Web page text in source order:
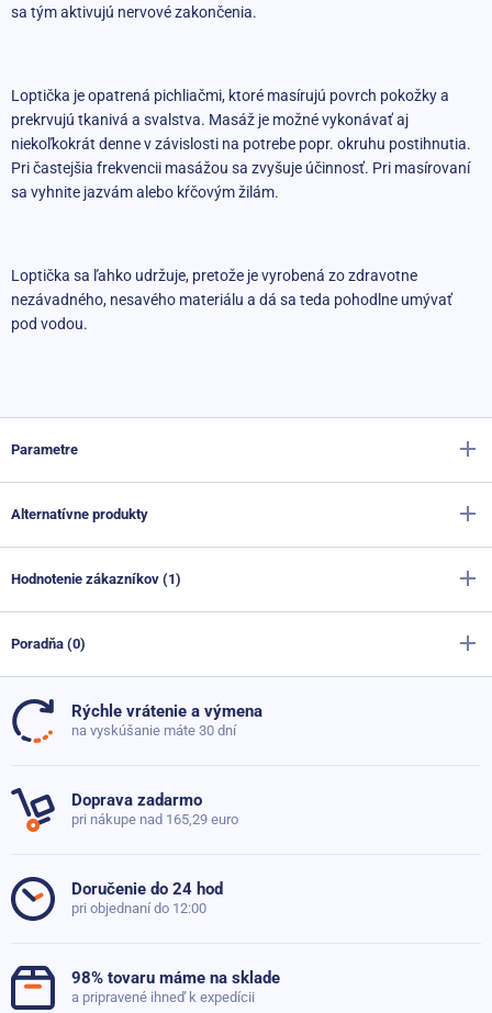
sa tým aktivujú nervové zakončenia.
Loptička je opatrená pichliačmi, ktoré masírujú povrch pokožky a
prekrvujú tkanivá a svalstva. Masáž je možné vykonávať aj
niekoľkokrát denne v závislosti na potrebe popr. okruhu postihnutia.
Pri častejšia frekvencii masážou sa zvyšuje účinnosť. Pri masírovaní
sa vyhnite jazvám alebo kŕčovým žilám.
Loptička sa ľahko udržuje, pretože je vyrobená zo zdravotne
nezávadného, nesavého materiálu a dá sa teda pohodlne umývať
pod vodou.
Parametre
Výrobca
Farba
Materiál PVC
Priemer
Hmotnosť
Alternatívne produkty
4,20 €
2,20 €
1,70 €
Hodnotenie zákazníkov (1)
100%
ktorý si produkt zakúpil
4
3
1
Poradňa (0)
Doteraz neboli pridané žiadne otázky. Pýtajte sa nás,
Položiť dotaz
Rýchle vrátenie a výmena
na vyskúšanie máte 30 dní
Doprava zadarmo
pri nákupe nad 165,29 euro
Doručenie do 24 hod
pri objednaní do 12:00
98% tovaru máme na sklade
a pripravené ihneď k expedícii